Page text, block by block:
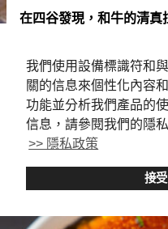
我們使用設備標識符和
關的信息來個性化內容
功能並分析我們產品的
信息，請參閱我們的隱
>> 隱私政策
接受
在四谷發現，和牛的清
四谷是從東京站、新宿站、
光地都能輕鬆到達的地區。
『清真拉麵 新宿亭 四谷店（
Yotsuya）』。 『SPICY MISO
Tokyo Halal Ramen